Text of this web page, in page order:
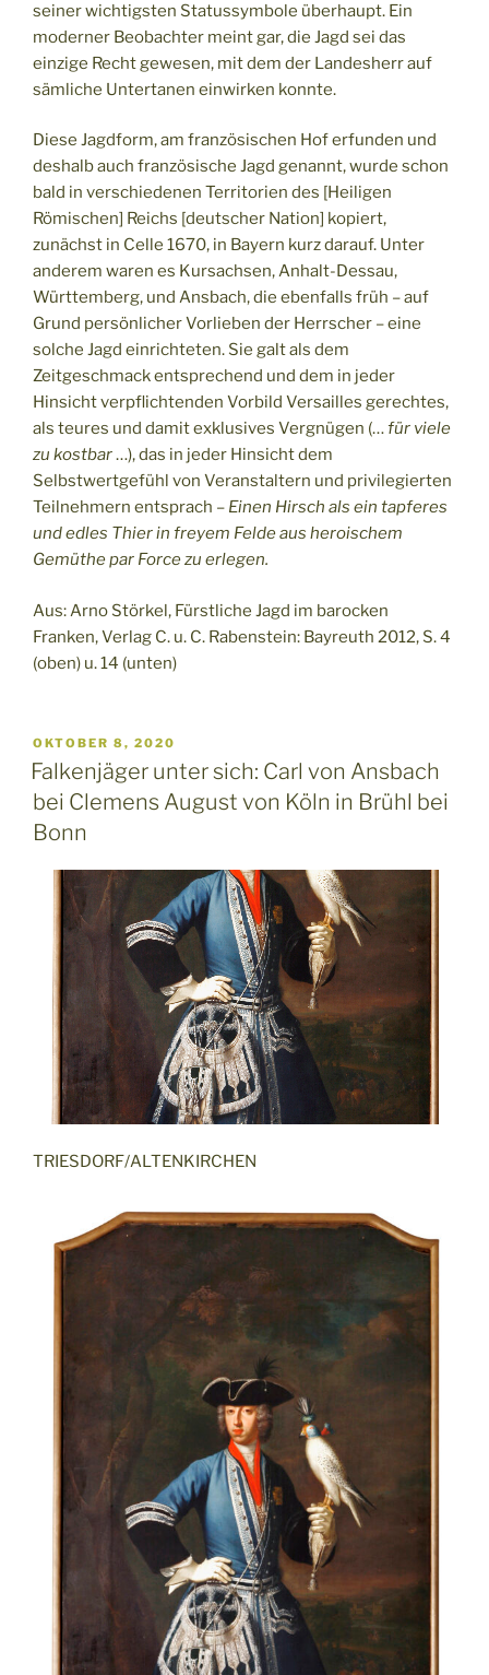
seiner wichtigsten Statussymbole überhaupt. Ein
moderner Beobachter meint gar, die Jagd sei das
einzige Recht gewesen, mit dem der Landesherr auf
sämliche Untertanen einwirken konnte.
Diese Jagdform, am französischen Hof erfunden und
deshalb auch französische Jagd genannt, wurde schon
bald in verschiedenen Territorien des [Heiligen
Römischen] Reichs [deutscher Nation] kopiert,
zunächst in Celle 1670, in Bayern kurz darauf. Unter
anderem waren es Kursachsen, Anhalt-Dessau,
Württemberg, und Ansbach, die ebenfalls früh – auf
Grund persönlicher Vorlieben der Herrscher – eine
solche Jagd einrichteten. Sie galt als dem
Zeitgeschmack entsprechend und dem in jeder
Hinsicht verpflichtenden Vorbild Versailles gerechtes,
als teures und damit exklusives Vergnügen (…für viele
zu kostbar…), das in jeder Hinsicht dem
Selbstwertgefühl von Veranstaltern und privilegierten
Teilnehmern entsprach – Einen Hirsch als ein tapferes
und edles Thier in freyem Felde aus heroischem
Gemüthe par Force zu erlegen.
Aus: Arno Störkel, Fürstliche Jagd im barocken
Franken, Verlag C. u. C. Rabenstein: Bayreuth 2012, S. 4
(oben) u. 14 (unten)
VERÖFFENTLICHT
AM
OKTOBER 8, 2020
Falkenjäger unter sich: Carl von Ansbach
bei Clemens August von Köln in Brühl bei
Bonn
TRIESDORF/ALTENKIRCHEN